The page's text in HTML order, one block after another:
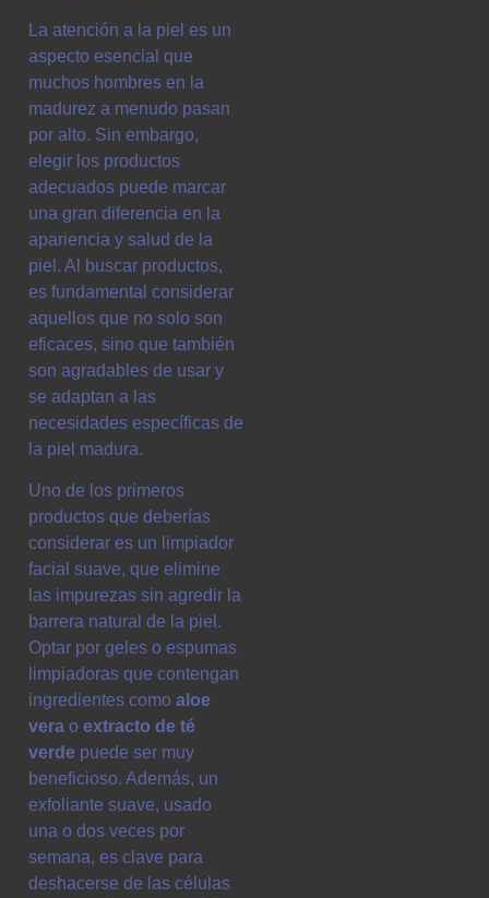
La atención a la piel es un
aspecto esencial que
muchos hombres en la
madurez a menudo pasan
por alto. Sin embargo,
elegir los productos
adecuados puede marcar
una gran diferencia en la
apariencia y salud de la
piel. Al buscar productos,
es fundamental considerar
aquellos que no solo son
eficaces, sino que también
son agradables de usar y
se adaptan a las
necesidades específicas de
la piel madura.
Uno de los primeros
productos que deberías
considerar es un limpiador
facial suave, que elimine
las impurezas sin agredir la
barrera natural de la piel.
Optar por geles o espumas
limpiadoras que contengan
ingredientes como aloe
vera o extracto de té
verde puede ser muy
beneficioso. Además, un
exfoliante suave, usado
una o dos veces por
semana, es clave para
deshacerse de las células